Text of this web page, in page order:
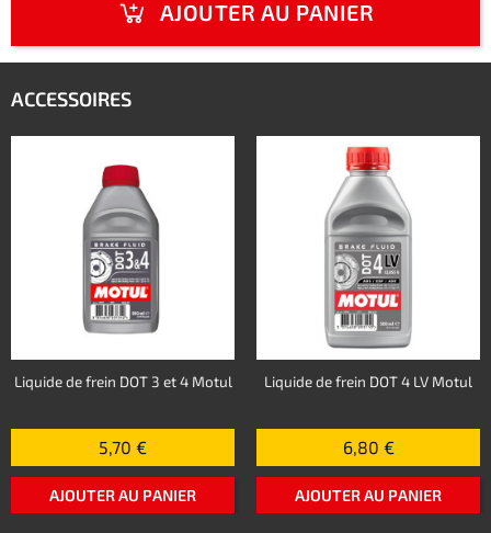
AJOUTER AU PANIER
ACCESSOIRES
Liquide de frein DOT 3 et 4 Motul
5,70 €
AJOUTER AU PANIER
Liquide de frein DOT 4 LV Motul
6,80 €
AJOUTER AU PANIER